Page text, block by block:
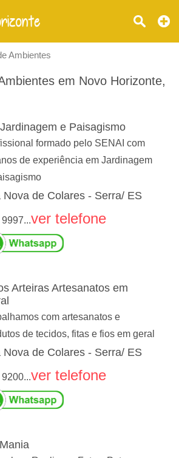
Ambientes
em Novo Horizonte,
e Paisagismo
formado pelo SENAI com
de experiência em Jardinagem
Nova de Colares - Serra/ ES
9997...ver telefone
Arteiras Artesanatos em
com artesanatos e
de tecidos, fitas e fios em geral
Nova de Colares - Serra/ ES
9200...ver telefone